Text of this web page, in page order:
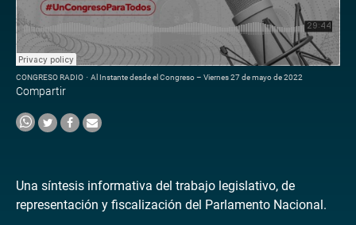
CONGRESO RADIO · Al Instante desde el Congreso – Viernes 27 de mayo de 2022
Compartir
Una síntesis informativa del trabajo legislativo, de
representación y fiscalización del Parlamento Nacional.